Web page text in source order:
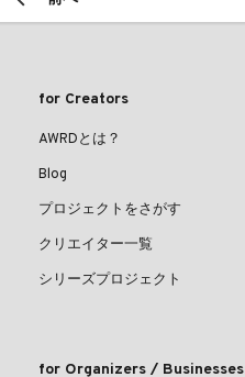
for Creators
AWRDとは？
Blog
プロジェクトをさがす
クリエイター一覧
シリーズプロジェクト
for Organizers / Businesses